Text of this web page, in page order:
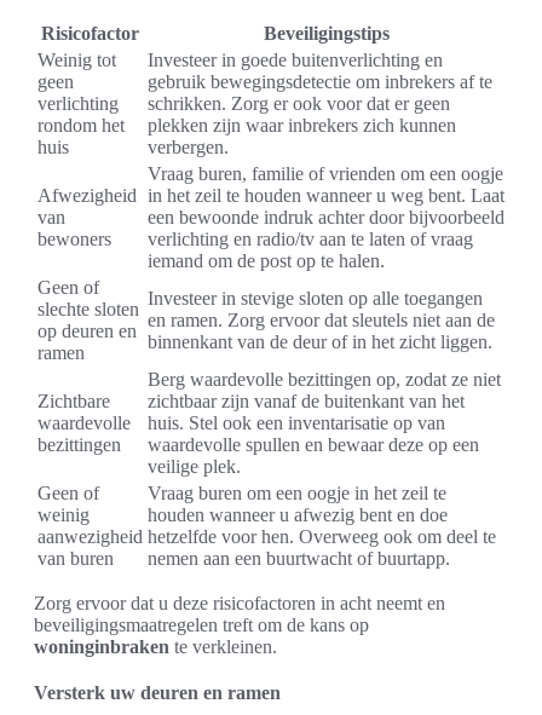
Risicofactor
Beveiligingstips
Weinig tot
geen
verlichting
rondom het
huis
Investeer in goede buitenverlichting en
gebruik bewegingsdetectie om inbrekers af te
schrikken. Zorg er ook voor dat er geen
plekken zijn waar inbrekers zich kunnen
verbergen.
Afwezigheid
van
bewoners
Vraag buren, familie of vrienden om een oogje
in het zeil te houden wanneer u weg bent. Laat
een bewoonde indruk achter door bijvoorbeeld
verlichting en radio/tv aan te laten of vraag
iemand om de post op te halen.
Geen of
slechte sloten
op deuren en
ramen
Investeer in stevige sloten op alle toegangen
en ramen. Zorg ervoor dat sleutels niet aan de
binnenkant van de deur of in het zicht liggen.
Zichtbare
waardevolle
bezittingen
Berg waardevolle bezittingen op, zodat ze niet
zichtbaar zijn vanaf de buitenkant van het
huis. Stel ook een inventarisatie op van
waardevolle spullen en bewaar deze op een
veilige plek.
Geen of
weinig
aanwezigheid
van buren
Vraag buren om een oogje in het zeil te
houden wanneer u afwezig bent en doe
hetzelfde voor hen. Overweeg ook om deel te
nemen aan een buurtwacht of buurtapp.
Zorg ervoor dat u deze risicofactoren in acht neemt en
beveiligingsmaatregelen treft om de kans op
woninginbraken te verkleinen.
Versterk uw deuren en ramen